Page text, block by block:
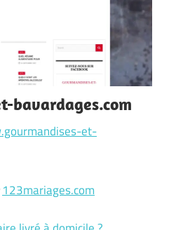
bavardages.com
et-
123mariages.com